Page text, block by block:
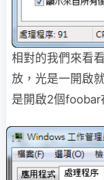
相對的我們來看
放，光是一開啟
是開啟2個